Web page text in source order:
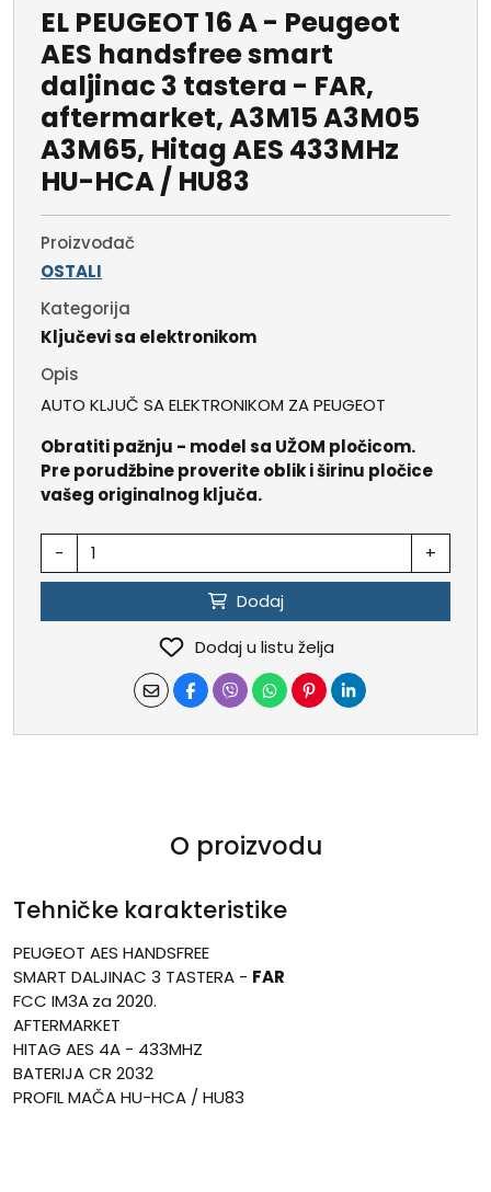
EL PEUGEOT 16 A - Peugeot
AES handsfree smart
daljinac 3 tastera - FAR,
aftermarket, A3M15 A3M05
A3M65, Hitag AES 433MHz
HU-HCA / HU83
Proizvođač
OSTALI
Kategorija
Ključevi sa elektronikom
Opis
AUTO KLJUČ SA ELEKTRONIKOM ZA PEUGEOT
Obratiti pažnju - model sa UŽOM pločicom.
Pre porudžbine proverite oblik i širinu pločice
vašeg originalnog ključa.
- +
Dodaj
Dodaj u listu želja
O proizvodu
Tehničke karakteristike
PEUGEOT AES HANDSFREE
SMART DALJINAC 3 TASTERA - FAR
FCC IM3Aza 2020.
AFTERMARKET
HITAG AES 4A - 433MHZ
BATERIJA CR 2032
PROFIL MAČA HU-HCA / HU83